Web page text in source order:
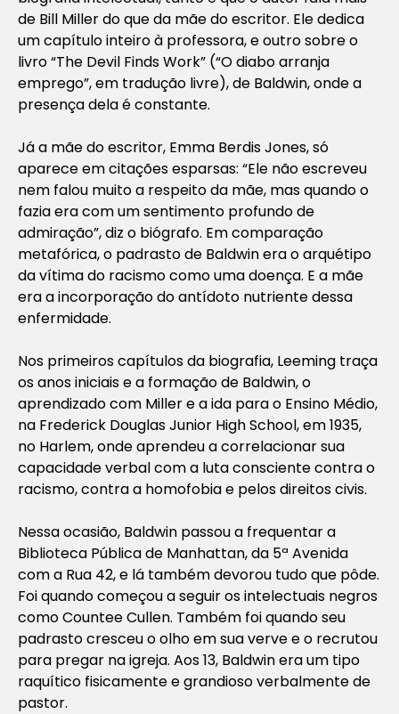
de Bill Miller do que da mãe do escritor. Ele dedica
um capítulo inteiro à professora, e outro sobre o
livro “The Devil Finds Work” (“O diabo arranja
emprego”, em tradução livre), de Baldwin, onde a
presença dela é constante.
Já a mãe do escritor, Emma Berdis Jones, só
aparece em citações esparsas: “Ele não escreveu
nem falou muito a respeito da mãe, mas quando o
fazia era com um sentimento profundo de
admiração”, diz o biógrafo. Em comparação
metafórica, o padrasto de Baldwin era o arquétipo
da vítima do racismo como uma doença. E a mãe
era a incorporação do antídoto nutriente dessa
enfermidade.
Nos primeiros capítulos da biografia, Leeming traça
os anos iniciais e a formação de Baldwin, o
aprendizado com Miller e a ida para o Ensino Médio,
na Frederick Douglas Junior High School, em 1935,
no Harlem, onde aprendeu a correlacionar sua
capacidade verbal com a luta consciente contra o
racismo, contra a homofobia e pelos direitos civis.
Nessa ocasião, Baldwin passou a frequentar a
Biblioteca Pública de Manhattan, da 5ª Avenida
com a Rua 42, e lá também devorou tudo que pôde.
Foi quando começou a seguir os intelectuais negros
como Countee Cullen. Também foi quando seu
padrasto cresceu o olho em sua verve e o recrutou
para pregar na igreja. Aos 13, Baldwin era um tipo
raquítico fisicamente e grandioso verbalmente de
pastor.